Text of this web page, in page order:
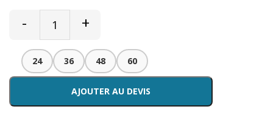
- +
24 36 48 60
AJOUTER AU DEVIS